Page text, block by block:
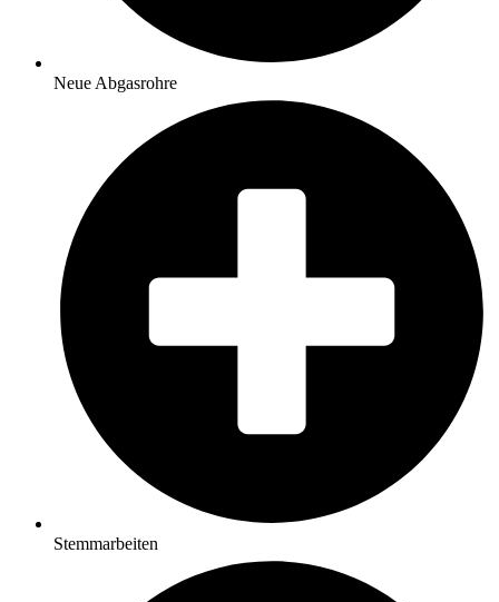
Neue Abgasrohre
Stemmarbeiten